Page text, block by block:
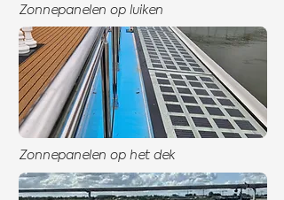
Zonnepanelen op luiken
Zonnepanelen op het dek